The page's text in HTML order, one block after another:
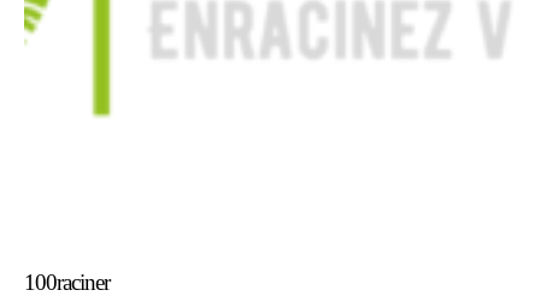
100raciner